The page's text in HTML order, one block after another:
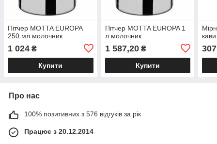
Пітчер MOTTA EUROPA
250 мл молочник
1 024 ₴
Купити
Пітчер MOTTA EUROPA 1
л молочник
1 587,20₴
Купити
Про нас
100% позитивних з 576 відгуків за рік
Працює з 20.12.2014